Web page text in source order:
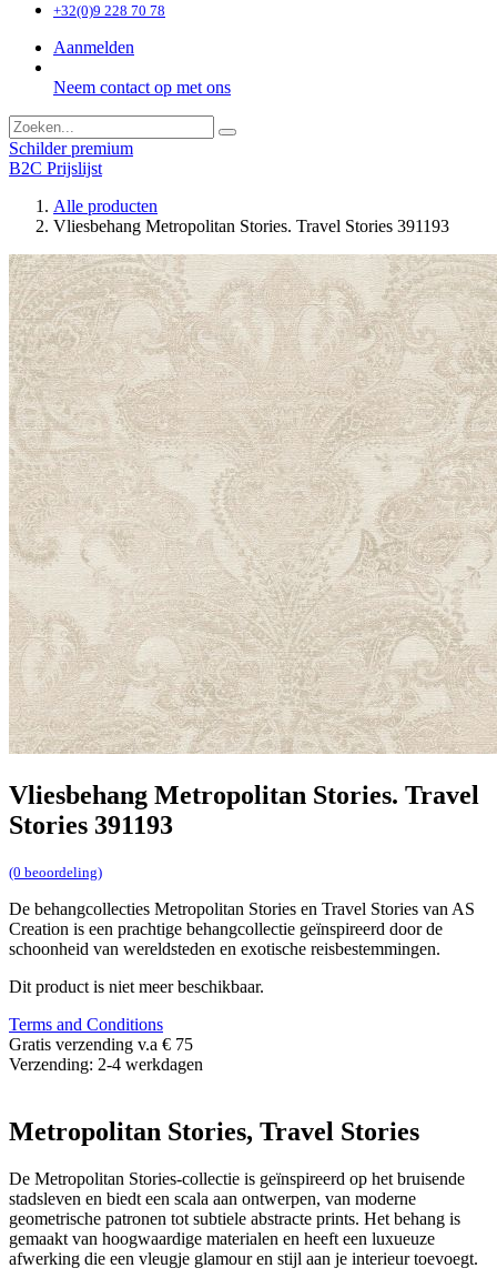
+32(0)9 228 70 78
Aanmelden
Neem contact op met ons
Schilder premium
B2C Prijslijst
Alle producten
Vliesbehang Metropolitan Stories. Travel Stories 391193
Vliesbehang Metropolitan Stories. Travel
Stories 391193
(0 beoordeling)
De behangcollecties Metropolitan Stories en Travel Stories van AS
Creation is een prachtige behangcollectie geïnspireerd door de
schoonheid van wereldsteden en exotische reisbestemmingen.
Dit product is niet meer beschikbaar.
Terms and Conditions
Gratis verzending v.a € 75
Verzending: 2-4 werkdagen
Metropolitan Stories, Travel Stories
De Metropolitan Stories-collectie is geïnspireerd op het bruisende
stadsleven en biedt een scala aan ontwerpen, van moderne
geometrische patronen tot subtiele abstracte prints. Het behang is
gemaakt van hoogwaardige materialen en heeft een luxueuze
afwerking die een vleugje glamour en stijl aan je interieur toevoegt.